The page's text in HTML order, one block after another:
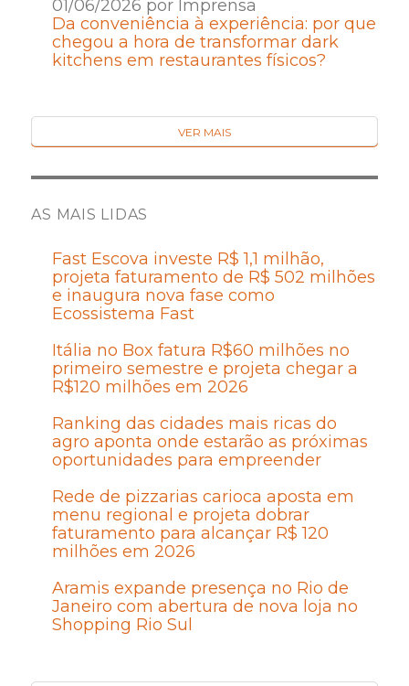
01/06/2026 por Imprensa
Da conveniência à experiência: por que
chegou a hora de transformar dark
kitchens em restaurantes físicos?
VER MAIS
AS MAIS LIDAS
Fast Escova investe R$ 1,1 milhão,
projeta faturamento de R$ 502 milhões
e inaugura nova fase como
Ecossistema Fast
Itália no Box fatura R$60 milhões no
primeiro semestre e projeta chegar a
R$120 milhões em 2026
Ranking das cidades mais ricas do
agro aponta onde estarão as próximas
oportunidades para empreender
Rede de pizzarias carioca aposta em
menu regional e projeta dobrar
faturamento para alcançar R$ 120
milhões em 2026
Aramis expande presença no Rio de
Janeiro com abertura de nova loja no
Shopping Rio Sul